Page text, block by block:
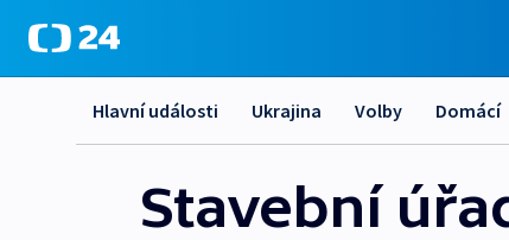
Hlavní události Ukrajina Volby Domácí
Stavební